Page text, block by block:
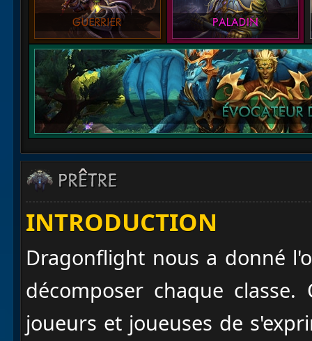
INTRODUCTION
Dragonflight nous a donné
décomposer chaque
joueurs et joueuses de